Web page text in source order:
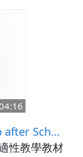
複習做計
習題檢測
School
性教學教材研